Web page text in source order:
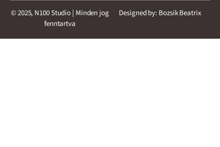
© 2025, N100 Studio | Minden jog
fenntartva
Designed by: Bozsik Beatrix